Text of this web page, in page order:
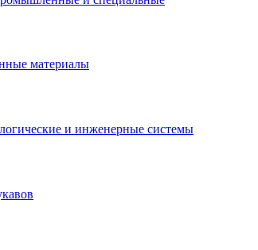
материалы
и инженерные системы